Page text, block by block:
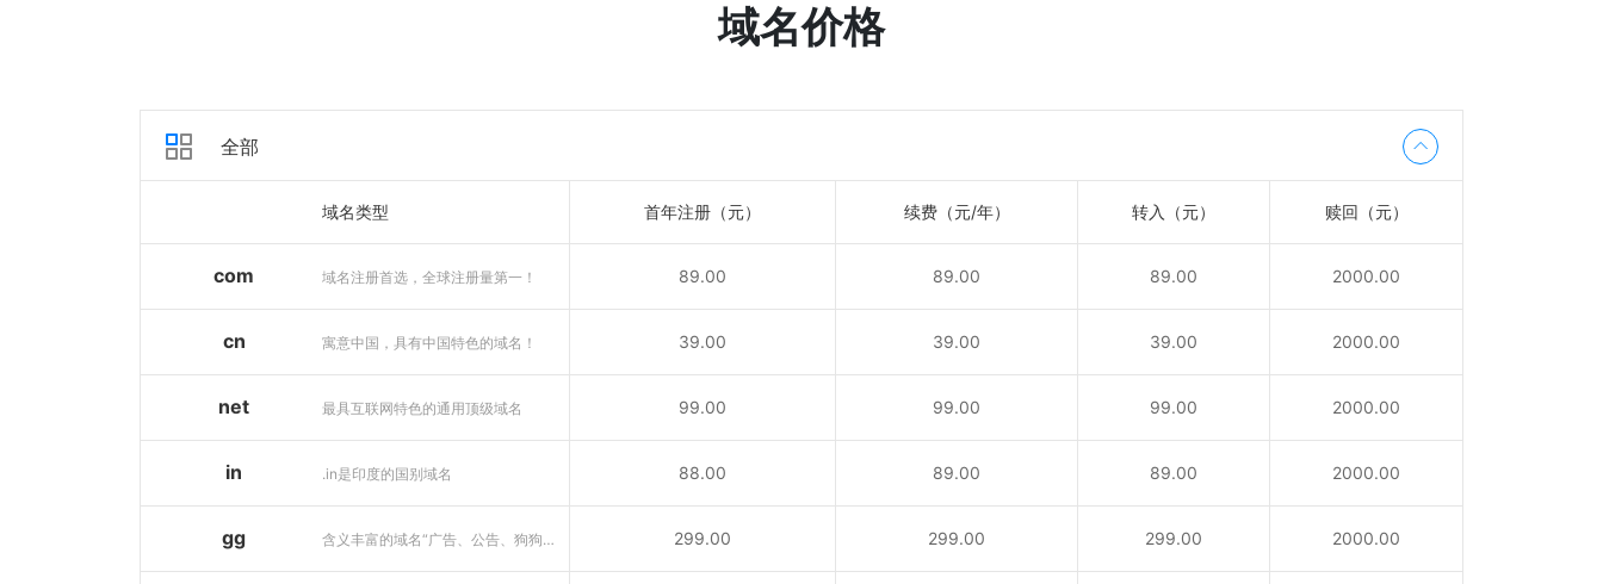
域名价格
全部
域名类型 首年注册（元） 续费（元/年） 转入（元） 赎回（元）
com 域名注册首选，全球注册量第一！ 89.00 89.00 89.00 2000.00
cn 寓意中国，具有中国特色的域名！ 39.00 39.00 39.00 2000.00
net 最具互联网特色的通用顶级域名 99.00 99.00 99.00 2000.00
in .in是印度的国别域名 88.00 89.00 89.00 2000.00
gg 含义丰富的域名“广告、公告、狗狗……”互联网行业首选后缀！ 299.00 299.00 299.00 2000.00